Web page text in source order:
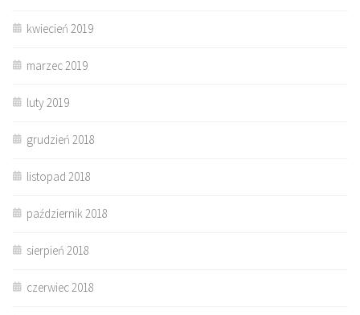
kwiecień 2019
marzec 2019
luty 2019
grudzień 2018
listopad 2018
październik 2018
sierpień 2018
czerwiec 2018